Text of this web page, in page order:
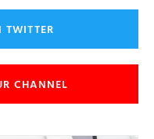
TWITTER
CHANNEL